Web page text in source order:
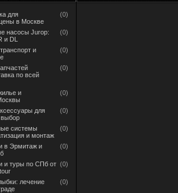
для
в Москве
(0)
насосы Jurop:
и DL
(0)
и
(0)
по всей
(0)
и
(0)
для
(0)
системы
и монтаж
(0)
в Эрмитаж и
(0)
и туры по СПб от (0)
лечение
(0)